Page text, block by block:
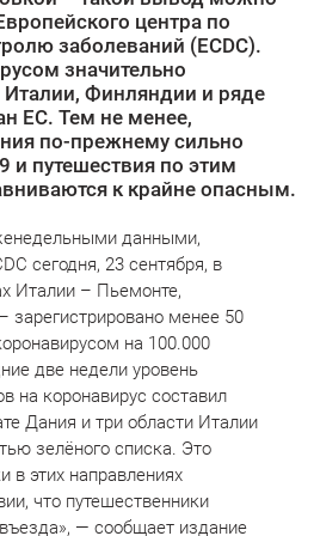
центра по
заболеваний (ECDC).
значительно
Финляндии и ряде
ЕС. Тем не менее,
по-прежнему сильно
и путешествия по этим
к крайне опасным.
данными,
сегодня, 23 сентября, в
Италии – Пьемонте,
менее 50
на 100.000
две недели уровень
на коронавирус составил
Дания и три области Италии
зелёного списка. Это
в этих направлениях
что путешественники
— сообщает издание